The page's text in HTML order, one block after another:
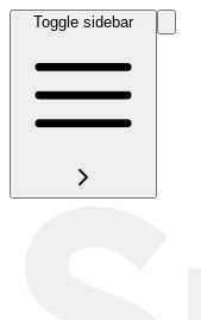
Toggle sidebar